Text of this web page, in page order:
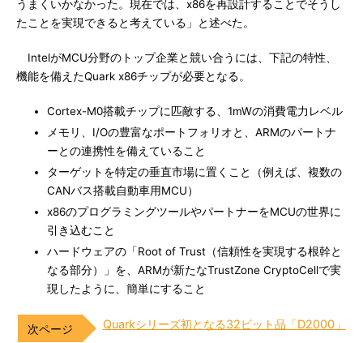
うまくいかなかった。現在では、x86を再設計することでそうし
たことを実現できると考えている」と述べた。
IntelがMCU分野のトップ企業と競い合うには、下記の特性、
機能を備えたQuark x86チップが必要となる。
Cortex-M0搭載チップに匹敵する、1mWの消費電力レベル
メモリ、I/Oの豊富なポートフォリオと、ARMのパートナ
ーとの連携性を備えていること
ターゲットを特定の垂直市場に置くこと（例えば、複数の
CANバス搭載自動車用MCU）
x86のプログラミングツールやパートナーをMCUの世界に
引き込むこと
ハードウェアの「Root of Trust（信頼性を実現する根幹と
なる部分）」を、ARMが新たなTrustZone CryptoCellで実
現したように、簡単にすること
Quarkシリーズ初となる32ビット品「D2000」